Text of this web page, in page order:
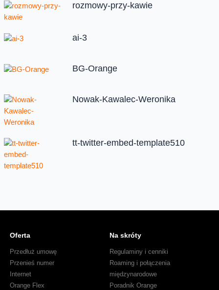
rozmowy-przy-kawie
ai-3
BG-Orange
Nowak-Kawalec-Weronika
tt-twitter-embed-template510
Oferta
Przedłuż umowę
Przenieś numer
Internet
Orange Flex
Na skróty
Regulaminy i cenniki
Roaming i połączenia
międzynarodowe
Poradnik Orange